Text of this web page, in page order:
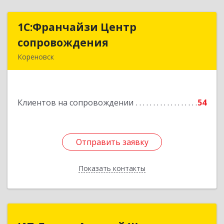
1С:Франчайзи Центр
сопровождения
Кореновск
Клиентов на сопровождении 54
Отправить заявку
Показать контакты
1С:Франчайзи Центр
Отправить заявку
Назад
ИП Лиман Алексей Жоржович